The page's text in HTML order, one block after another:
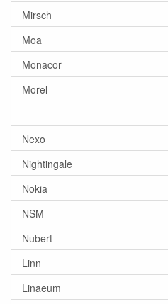
Mirsch
Moa
Monacor
Morel
-
Nexo
Nightingale
Nokia
NSM
Nubert
Linn
Linaeum